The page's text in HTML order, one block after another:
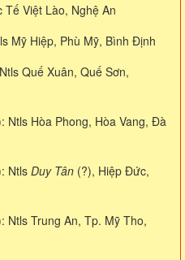
Tế Việt Lào, Nghệ An
Mỹ Hiệp, Phù Mỹ, Bình Định
Quế Xuân, Quế Sơn,
Ntls Hòa Phong, Hòa Vang, Đà
Ntls Duy Tân (?), Hiệp Đức,
Ntls Trung An, Tp. Mỹ Tho,